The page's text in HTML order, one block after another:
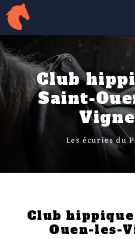
Club
Saint-
Les écuries du
Club
Ouen-les-
Panneau de gestion des cookies